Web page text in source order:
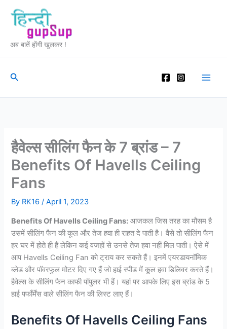
content
अब बातें होंगी खुलकर !
Search
हैवेल्स सीलिंग फैन के 7 ब्रांड – 7
Benefits Of Havells Ceiling
Fans
By RK16/April 1, 2023
Benefits Of Havells Ceiling Fans: आजकल जिस तरह का मौसम है
उसमें सीलिंग फैन की कूल और तेज हवा ही राहत दे पाती है। वैसे तो सीलिंग फैन
हर घर में होते ही हैं लेकिन कई वजहों से उनसे तेज हवा नहीं मिल पाती। ऐसे में
आप Havells Ceiling Fan को ट्राय कर सकते हैं। इनमें एयरडायनॉमिक
ब्लेड और पॉवरफुल मोटर दिए गए हैं जो हाई स्पीड में कूल हवा डिलिवर करते हैं।
हैवेल्स के सीलिंग फैन काफी पॉपुलर भी हैं। यहां पर आपके लिए इस ब्रांड के 5
हाई पर्फॉर्मेंस वाले सीलिंग फैन की लिस्ट लाए हैं।
Benefits Of Havells Ceiling Fans